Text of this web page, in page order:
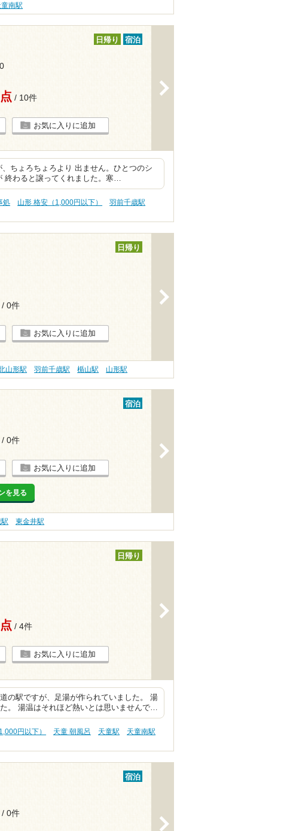
童南駅
日帰り 宿泊
/ 10件
お気に入りに追加
ちょろちょろより 出ません。ひとつのシ
終わると譲ってくれました。寒…
処 山形 格安（1,000円以下）
羽前千歳駅
日帰り
/ 0件
お気に入りに追加
山形駅 羽前千歳駅 楯山駅 山形駅
宿泊
/ 0件
お気に入りに追加
を見る
東金井駅
日帰り
/ 4件
お気に入りに追加
の駅ですが、足湯が作られていました。 湯
。 湯温はそれほど熱いとは思いませんで…
円以下） 天童 朝風呂 天童駅
天童南駅
宿泊
/ 0件